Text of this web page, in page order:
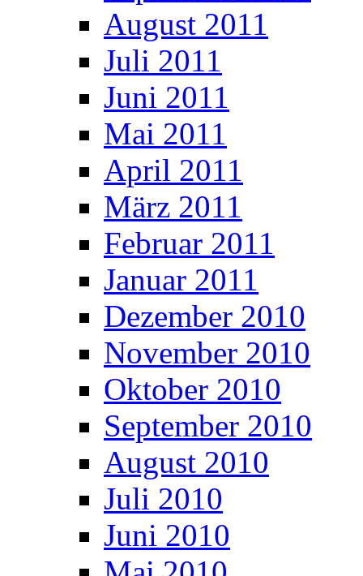
August 2011
Juli 2011
Juni 2011
Mai 2011
April 2011
März 2011
Februar 2011
Januar 2011
Dezember 2010
November 2010
Oktober 2010
September 2010
August 2010
Juli 2010
Juni 2010